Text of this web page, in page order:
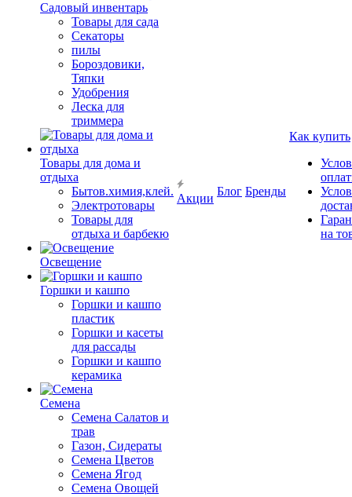
Садовый инвентарь
Товары для сада
Секаторы
пилы
Бороздовики,
Тяпки
Удобрения
Леска для
триммера
Товары для дома и
отдыха
Бытов.химия,клей.
Электротовары
Товары для
отдыха и барбекю
Освещение
Горшки и кашпо
Горшки и кашпо
пластик
Горшки и касеты
для рассады
Горшки и кашпо
керамика
Семена
Семена Салатов и
трав
Газон, Сидераты
Семена Цветов
Семена Ягод
Семена Овощей
Акции
Блог Бренды
Как купить
на